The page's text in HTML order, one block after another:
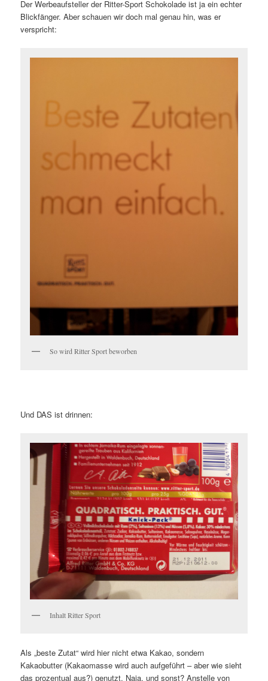
Der Werbeaufsteller der Ritter-Sport Schokolade ist ja ein echter
Blickfänger. Aber schauen wir doch mal genau hin, was er
verspricht:
So wird Ritter Sport beworben
Und DAS ist drinnen:
Inhalt Ritter Sport
Als „beste Zutat“ wird hier nicht etwa Kakao, sondern
Kakaobutter (Kakaomasse wird auch aufgeführt – aber wie sieht
das prozentual aus?) genutzt. Naja, und sonst? Anstelle von